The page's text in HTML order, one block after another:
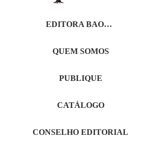
EDITORA BAOBÁ
QUEM SOMOS
PUBLIQUE
CATÁLOGO
CONSELHO EDITORIAL